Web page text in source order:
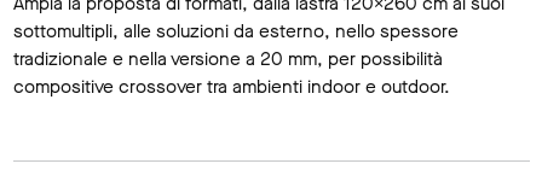
sottomultipli, alle soluzioni da esterno, nello spessore
tradizionale e nella versione a 20 mm, per possibilità
compositive crossover tra ambienti indoor e outdoor.